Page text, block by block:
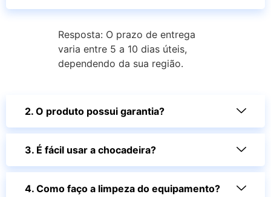
Resposta: O prazo de entrega
varia entre 5 a 10 dias úteis,
dependendo da sua região.
2. O produto possui garantia?
3. É fácil usar a chocadeira?
4. Como faço a limpeza do equipamento?